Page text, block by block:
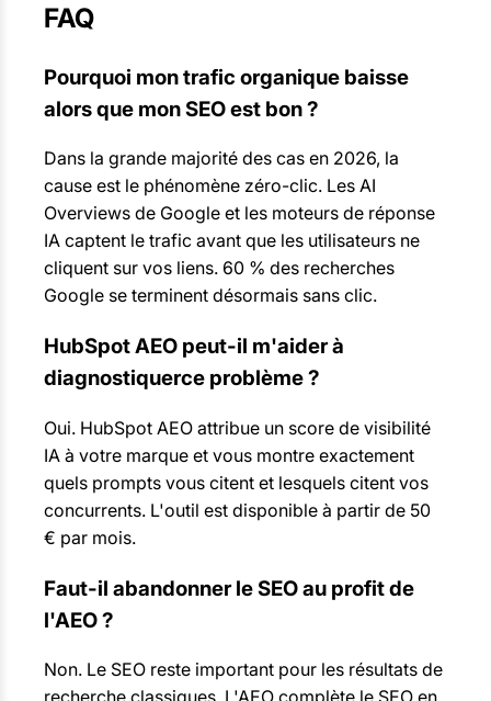
FAQ
Pourquoi mon trafic organique baisse
alors que mon SEO est bon ?
Dans la grande majorité des cas en 2026, la
cause est le phénomène zéro-clic. Les AI
Overviews de Google et les moteurs de réponse
IA captent le trafic avant que les utilisateurs ne
cliquent sur vos liens. 60 % des recherches
Google se terminent désormais sans clic.
HubSpot AEO peut-il m'aiderà
diagnostiquerce problème ?
Oui. HubSpot AEO attribue un score de visibilité
IA à votre marque et vous montre exactement
quels prompts vous citent et lesquels citent vos
concurrents. L'outil est disponible à partir de 50
€ par mois.
Faut-il abandonner le SEO au profit de
l'AEO ?
Non. Le SEO reste important pour les résultats de